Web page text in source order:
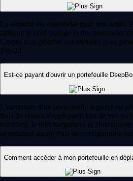
La sécurité est essentielle pour vos actifs.
utilisant le cold storage et des protocoles
Crypto.com priorise ces mesures pour
24h/24.
Est-ce payant d'ouvrir un portefeuille
L'ouverture d'un portefeuille logiciel est
frais de réseau s'appliquent lors de vos
transfert), le téléchargement et
nécessitent aucun frais de configuration
Comment accéder à mon portefeuille en